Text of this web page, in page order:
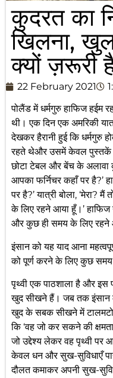
कुदरत का
खिलना,
क्यों ज़रूरी
22 February 2021
पोलैंड में धर्मगुरु हाफिज हईम
थी। एक दिन एक अमरिकी
देखकर हैरानी हुई कि धर्मगुरु
रहते थेऔर उसमें केवल पुस्तकें
छोटा टेबल और बेंच के अलावा
आपका फर्निचर कहाँ पर है?’
पर है?’ यात्री बोला,
के लिए रहने आया हूँ।’ हाफिज
और कुछ ही समय के लिए रहने
इंसान को यह याद आना
को पूर्ण करने के लिए कुछ
पृथ्वी एक पाठशाला है और
खुद सीखने हैं। जब तक इंसान के
खुद के सबक सीखने में
कि ‘वह जो कर सकने की
जो उद्देश्य लेकर वह पृथ्वी पर
केवल धन और सुख-सुविधाएँ
दौलत कमाकर अपनी सुख-